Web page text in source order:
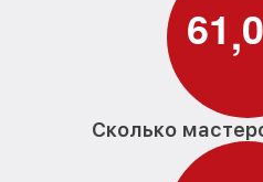
61,0
Сколько